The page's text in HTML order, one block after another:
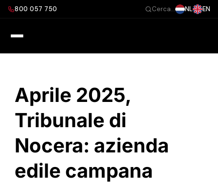
Salta800 057 750 Cerca... NL EN
Aprile 2025,
Tribunale di
Nocera: azienda
edile campana